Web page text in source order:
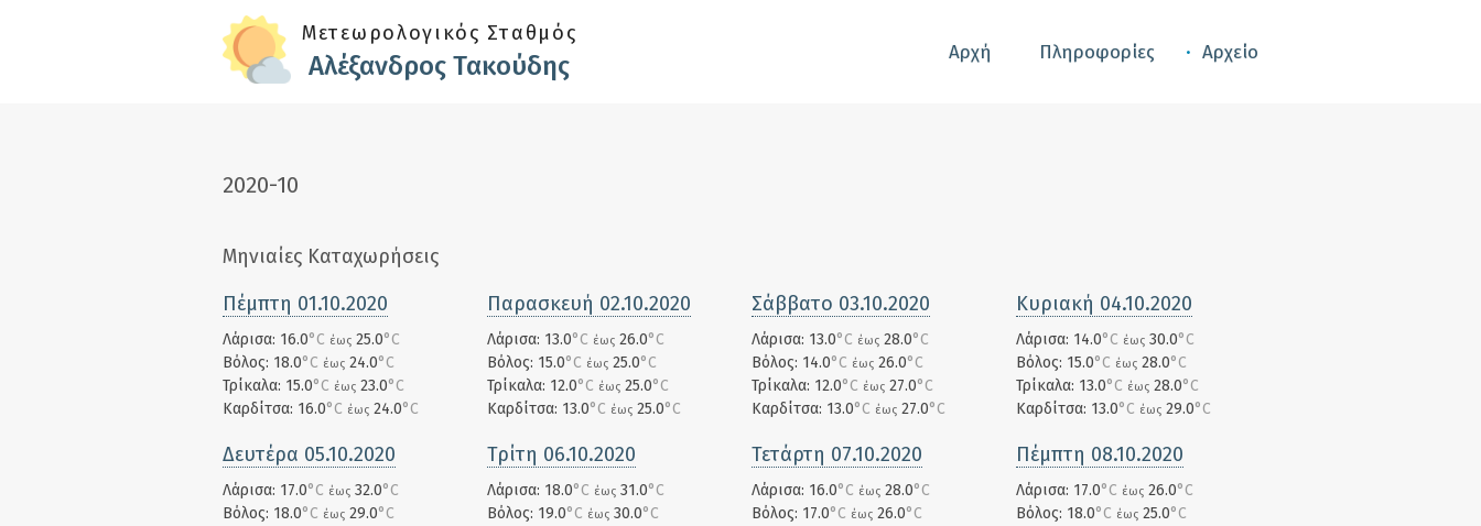
Μετεωρολογικός Σταθμός
Αλέξανδρος Τακούδης Αρχή Πληροφορίες Αρχείο
2020-10
Μηνιαίες Καταχωρήσεις
Πέμπτη 01.10.2020
Λάρισα: 16.0°C έως 25.0°C
Βόλος: 18.0°C έως 24.0°C
Τρίκαλα: 15.0°C έως 23.0°C
Καρδίτσα: 16.0°C έως 24.0°C
Παρασκευή 02.10.2020
Λάρισα: 13.0°C έως 26.0°C
Βόλος: 15.0°C έως 25.0°C
Τρίκαλα: 12.0°C έως 25.0°C
Καρδίτσα: 13.0°C έως 25.0°C
Σάββατο 03.10.2020
Λάρισα: 13.0°C έως 28.0°C
Βόλος: 14.0°C έως 26.0°C
Τρίκαλα: 12.0°C έως 27.0°C
Καρδίτσα: 13.0°C έως 27.0°C
Κυριακή 04.10.2020
Λάρισα: 14.0°C έως 30.0°C
Βόλος: 15.0°C έως 28.0°C
Τρίκαλα: 13.0°C έως 28.0°C
Καρδίτσα: 13.0°C έως 29.0°C
Δευτέρα 05.10.2020
Λάρισα: 17.0°C έως 32.0°C
Βόλος: 18.0°C έως 29.0°C
Τρίτη 06.10.2020
Λάρισα: 18.0°C έως 31.0°C
Βόλος: 19.0°C έως 30.0°C
Τετάρτη 07.10.2020
Λάρισα: 16.0°C έως 28.0°C
Βόλος: 17.0°C έως 26.0°C
Πέμπτη 08.10.2020
Λάρισα: 17.0°C έως 26.0°C
Βόλος: 18.0°C έως 25.0°C